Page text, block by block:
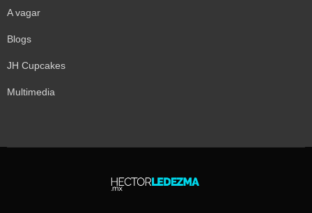
A vagar
Blogs
JH Cupcakes
Multimedia